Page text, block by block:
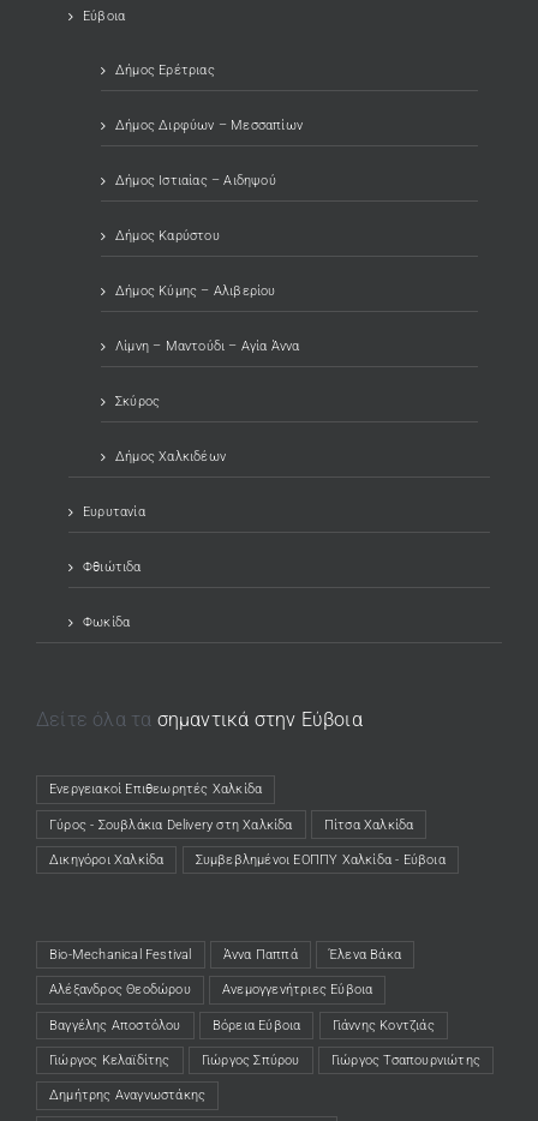
Εύβοια
Δήμος Ερέτριας
Δήμος Διρφύων – Μεσσαπίων
Δήμος Ιστιαίας – Αιδηψού
Δήμος Καρύστου
Δήμος Κύμης – Αλιβερίου
Λίμνη – Μαντούδι – Αγία Άννα
Σκύρος
Δήμος Χαλκιδέων
Ευρυτανία
Φθιώτιδα
Φωκίδα
Δείτε όλα τα σημαντικά στην Εύβοια
Ενεργειακοί Επιθεωρητές Χαλκίδα
(opens in a new tab)
Γύρος - Σουβλάκια Delivery στη Χαλκίδα
(opens in a new tab) Πίτσα Χαλκίδα
(opens in a new tab)
Δικηγόροι Χαλκίδα
(opens in a new tab) Συμβεβλημένοι ΕΟΠΠΥ Χαλκίδα - Εύβοια
(opens in a new tab)
Bio-Mechanical Festival Άννα Παππά Έλενα Βάκα
Αλέξανδρος Θεοδώρου Ανεμογγενήτριες Εύβοια
Βαγγέλης Αποστόλου Βόρεια Εύβοια Γιάννης Κοντζιάς
Γιώργος Κελαϊδίτης Γιώργος Σπύρου Γιώργος Τσαπουρνιώτης
Δημήτρης Αναγνωστάκης